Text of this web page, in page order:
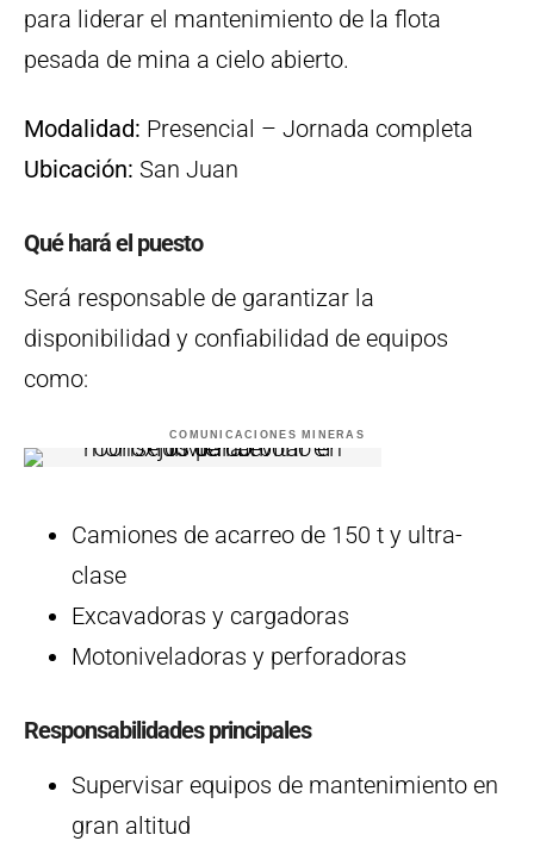
para liderar el mantenimiento de la flota
pesada de mina a cielo abierto.
Modalidad: Presencial – Jornada completa
Ubicación: San Juan
Qué hará el puesto
Será responsable de garantizar la
disponibilidad y confiabilidad de equipos
como:
COMUNICACIONES MINERAS
Camiones de acarreo de 150 t y ultra-
clase
Excavadoras y cargadoras
Motoniveladoras y perforadoras
Responsabilidades principales
Supervisar equipos de mantenimiento en
gran altitud